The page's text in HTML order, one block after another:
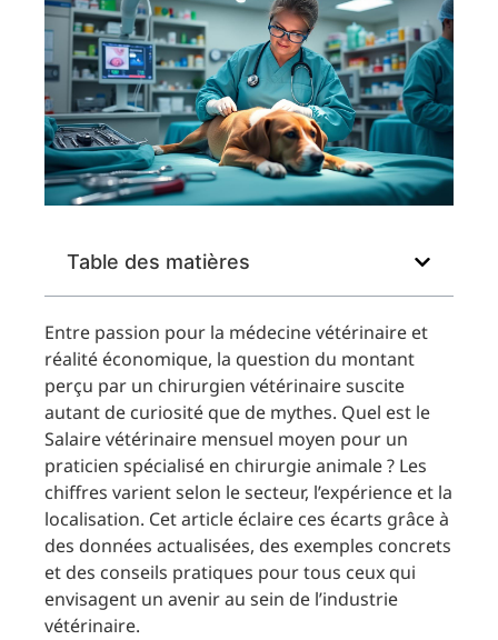
Table des matières
Entre passion pour la médecine vétérinaire et
réalité économique, la question du montant
perçu par un chirurgien vétérinaire suscite
autant de curiosité que de mythes. Quel est le
Salaire vétérinaire mensuel moyen pour un
praticien spécialisé en chirurgie animale ? Les
chiffres varient selon le secteur, l’expérience et la
localisation. Cet article éclaire ces écarts grâce à
des données actualisées, des exemples concrets
et des conseils pratiques pour tous ceux qui
envisagent un avenir au sein de l’industrie
vétérinaire.